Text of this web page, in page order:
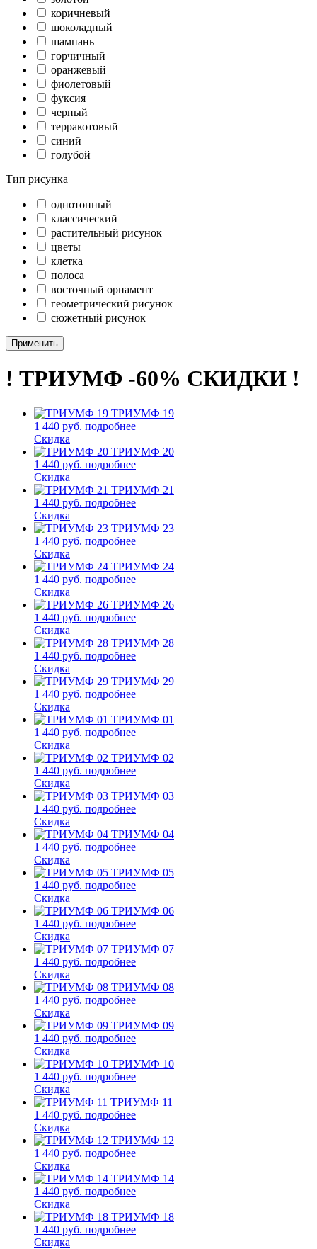
коричневый
шоколадный
шампань
горчичный
оранжевый
фиолетовый
фуксия
черный
терракотовый
синий
голубой
Тип рисунка
однотонный
классический
растительный рисунок
цветы
клетка
полоса
восточный орнамент
геометрический рисунок
сюжетный рисунок
Применить
! ТРИУМФ -60% СКИДКИ !
ТРИУМФ 19
1 440 руб. подробнее
Скидка
ТРИУМФ 20
1 440 руб. подробнее
Скидка
ТРИУМФ 21
1 440 руб. подробнее
Скидка
ТРИУМФ 23
1 440 руб. подробнее
Скидка
ТРИУМФ 24
1 440 руб. подробнее
Скидка
ТРИУМФ 26
1 440 руб. подробнее
Скидка
ТРИУМФ 28
1 440 руб. подробнее
Скидка
ТРИУМФ 29
1 440 руб. подробнее
Скидка
ТРИУМФ 01
1 440 руб. подробнее
Скидка
ТРИУМФ 02
1 440 руб. подробнее
Скидка
ТРИУМФ 03
1 440 руб. подробнее
Скидка
ТРИУМФ 04
1 440 руб. подробнее
Скидка
ТРИУМФ 05
1 440 руб. подробнее
Скидка
ТРИУМФ 06
1 440 руб. подробнее
Скидка
ТРИУМФ 07
1 440 руб. подробнее
Скидка
ТРИУМФ 08
1 440 руб. подробнее
Скидка
ТРИУМФ 09
1 440 руб. подробнее
Скидка
ТРИУМФ 10
1 440 руб. подробнее
Скидка
ТРИУМФ 11
1 440 руб. подробнее
Скидка
ТРИУМФ 12
1 440 руб. подробнее
Скидка
ТРИУМФ 14
1 440 руб. подробнее
Скидка
ТРИУМФ 18
1 440 руб. подробнее
Скидка